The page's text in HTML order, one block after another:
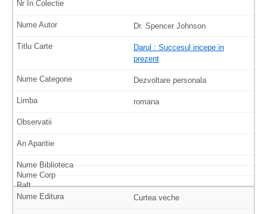
Dr. Spencer Johnson
Darul : Succesul incepe in
prezent
Dezvoltare personala
romana
Curtea veche